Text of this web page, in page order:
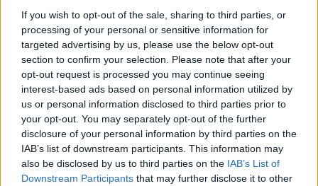
If you wish to opt-out of the sale, sharing to third parties, or
processing of your personal or sensitive information for
targeted advertising by us, please use the below opt-out
section to confirm your selection. Please note that after your
opt-out request is processed you may continue seeing
interest-based ads based on personal information utilized by
us or personal information disclosed to third parties prior to
your opt-out. You may separately opt-out of the further
disclosure of your personal information by third parties on the
IAB’s list of downstream participants. This information may
also be disclosed by us to third parties on the IAB’s List of
Downstream Participants that may further disclose it to other
La questione Ucraina
Cipro, un ponte dove si mischiano le culture
Una vigilia di Natale per un nuovo Rais
La questione israelo-palestinese ignorata dal G20
Erdogan continua a sfidare l'Occidente
Libano, collasso economico e guerra civile
Johnson, da Trump a Biden alla Brexit
L'AUKUS e il Quad
Biden, primo presidente USA non in guerra
Papa Bergoglio vedrà Viktor Orbán
Bennet, un giorno in attesa di Biden
Il ritorno dei talebani
​La lenta agonia del Libano